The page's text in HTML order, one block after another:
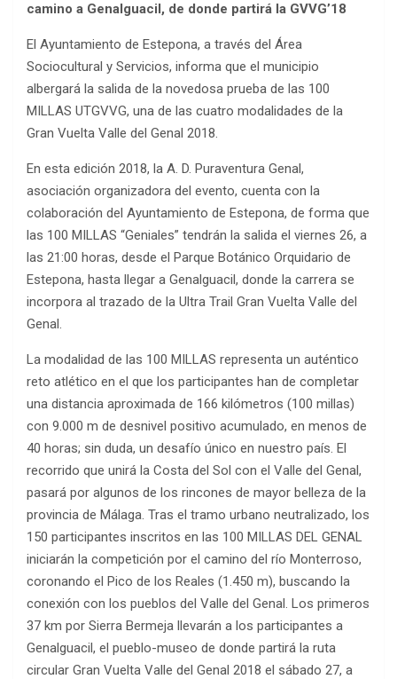
camino a Genalguacil, de donde partirá la GVVG’18
El Ayuntamiento de Estepona, a través del Área
Sociocultural y Servicios, informa que el municipio
albergará la salida de la novedosa prueba de las 100
MILLAS UTGVVG, una de las cuatro modalidades de la
Gran Vuelta Valle del Genal 2018.
En esta edición 2018, la A. D. Puraventura Genal,
asociación organizadora del evento, cuenta con la
colaboración del Ayuntamiento de Estepona, de forma que
las 100 MILLAS “Geniales” tendrán la salida el viernes 26, a
las 21:00 horas, desde el Parque Botánico Orquidario de
Estepona, hasta llegar a Genalguacil, donde la carrera se
incorpora al trazado de la Ultra Trail Gran Vuelta Valle del
Genal.
La modalidad de las 100 MILLAS representa un auténtico
reto atlético en el que los participantes han de completar
una distancia aproximada de 166 kilómetros (100 millas)
con 9.000 m de desnivel positivo acumulado, en menos de
40 horas; sin duda, un desafío único en nuestro país. El
recorrido que unirá la Costa del Sol con el Valle del Genal,
pasará por algunos de los rincones de mayor belleza de la
provincia de Málaga. Tras el tramo urbano neutralizado, los
150 participantes inscritos en las 100 MILLAS DEL GENAL
iniciarán la competición por el camino del río Monterroso,
coronando el Pico de los Reales (1.450 m), buscando la
conexión con los pueblos del Valle del Genal. Los primeros
37 km por Sierra Bermeja llevarán a los participantes a
Genalguacil, el pueblo-museo de donde partirá la ruta
circular Gran Vuelta Valle del Genal 2018 el sábado 27, a